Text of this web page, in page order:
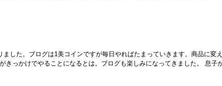
ました。ブログは1美コインですが毎日やればたまっていきます。商品に
きっかけでやることになるとは。ブログも楽しみになってきました。 息子